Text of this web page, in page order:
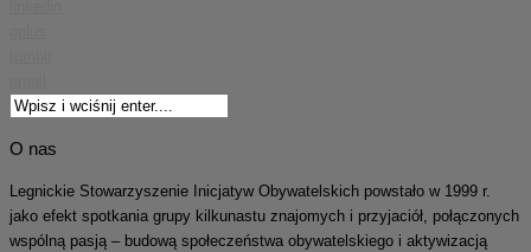
O nas
Legnickie Stowarzyszenie Inicjatyw Obywatelskich powstało w 1999 r.
jako efekt spotkania grupy kilkunastu znajomych i przyjaciół, połączonych
wspólną pasją – budową społeczeństwa obywatelskiego i aktywizacją